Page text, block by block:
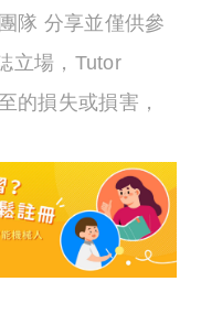
隊 分享並僅供參
立場，Tutor
的損失或損害，